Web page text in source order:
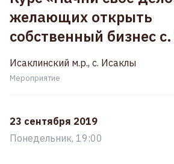
желающих открыть
собственный бизнес
Исаклинский м.р., с. Исаклы
Мероприятие
23 сентября 2019
Понедельник, 19:00